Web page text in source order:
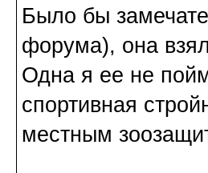
Было бы
форума), она
Одна я ее не
спортивная
местным